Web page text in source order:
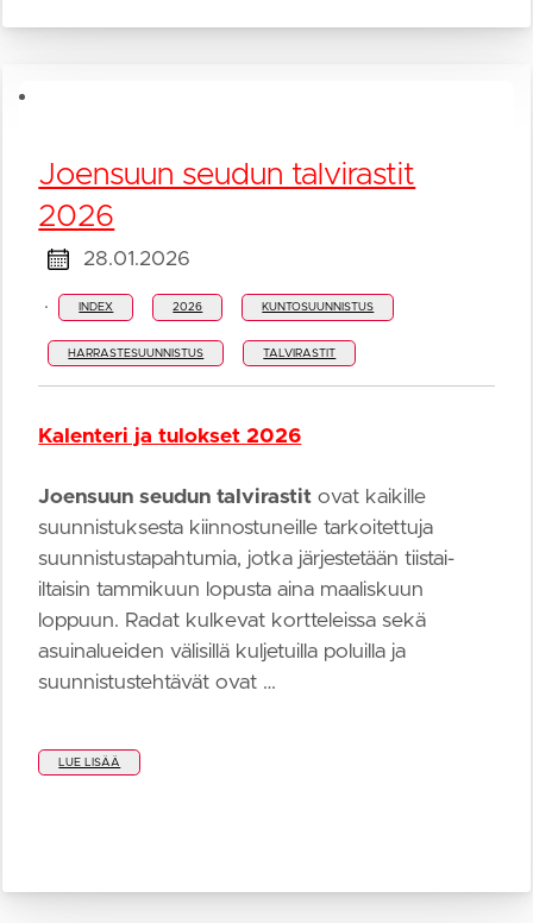
Joensuun seudun talvirastit
2026
28.01.2026
· INDEX 2026 KUNTOSUUNNISTUS
HARRASTESUUNNISTUS TALVIRASTIT
Kalenteri ja tulokset 2026
Joensuun seudun talvirastit ovat kaikille
suunnistuksesta kiinnostuneille tarkoitettuja
suunnistustapahtumia, jotka järjestetään tiistai-
iltaisin tammikuun lopusta aina maaliskuun
loppuun. Radat kulkevat kortteleissa sekä
asuinalueiden välisillä kuljetuilla poluilla ja
suunnistustehtävät ovat …
LUE LISÄÄ